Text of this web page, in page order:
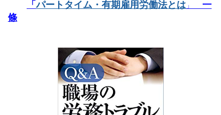
「パートタイム・有期雇用労働法とは 」
一
條